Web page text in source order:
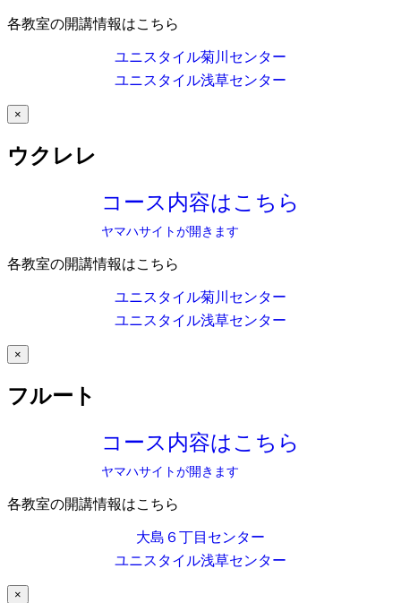
各教室の開講情報はこちら
ユニスタイル菊川センター
ユニスタイル浅草センター
×
ウクレレ
コース内容はこちら
ヤマハサイトが開きます
各教室の開講情報はこちら
ユニスタイル菊川センター
ユニスタイル浅草センター
×
フルート
コース内容はこちら
ヤマハサイトが開きます
各教室の開講情報はこちら
大島６丁目センター
ユニスタイル浅草センター
×